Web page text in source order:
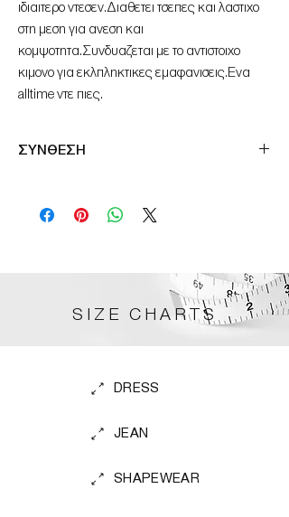
ιδιαιτερο ντεσεν.Διαθετει τσεπες και λαστιχο
στη μεση για ανεση και
κομψοτητα.Συνδυαζεται με το αντιστοιχο
κιμονο για εκλπληκτικες εμαφανισεις.Ενα
alltime ντε πιες.
ΣΥΝΘΕΣΗ
SIZE CHARTS
DRESS
JEAN
SHAPEWEAR